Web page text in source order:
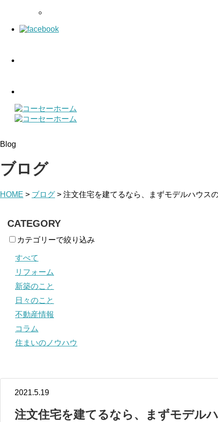
Blog
ブログ
HOME > ブログ > 注文住宅を建てるなら、まずモデルハウス
CATEGORY
カテゴリーで絞り込み
すべて
リフォーム
新築のこと
日々のこと
不動産情報
コラム
住まいのノウハウ
2021.5.19
注文住宅を建てるなら、まずモデル